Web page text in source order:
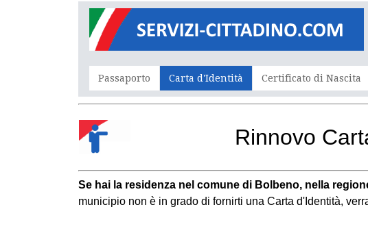
Passaporto Carta d'Identità Certificato di Nascita
Rinnovo
Se hai la residenza nel comune di Bolbeno, nella
municipio non è in grado di fornirti una Carta d'Identità,